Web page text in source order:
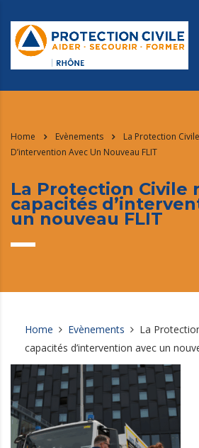
Home Evènements
La Protection
D’intervention Avec Un Nouveau FLIT
La Protection Civile
capacités
un nouveau FLIT
Home Evènements
La
capacités d’intervention avec un